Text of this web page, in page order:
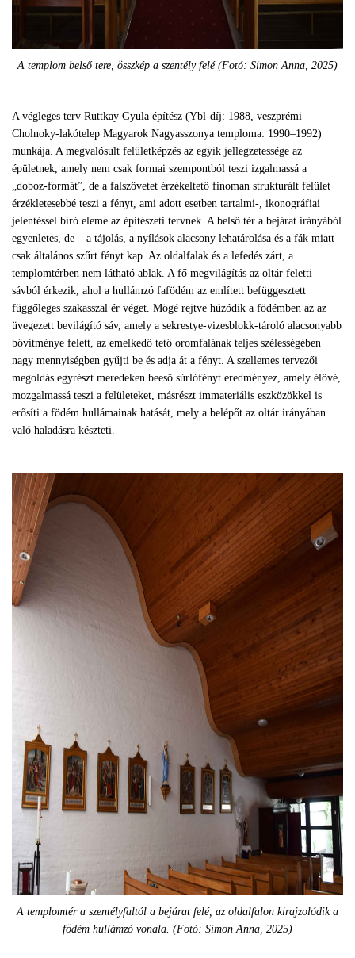
A templom belső tere, összkép a szentély felé (Fotó: Simon Anna, 2025)
A végleges terv Ruttkay Gyula építész (Ybl-díj: 1988, veszprémi
Cholnoky-lakótelep Magyarok Nagyasszonya temploma: 1990–1992)
munkája. A megvalósult felületképzés az egyik jellegzetessége az
épületnek, amely nem csak formai szempontból teszi izgalmassá a
„doboz-formát”, de a falszövetet érzékeltető finoman strukturált felület
érzékletesebbé teszi a fényt, ami adott esetben tartalmi-, ikonográfiai
jelentéssel bíró eleme az építészeti tervnek. A belső tér a bejárat irányából
egyenletes, de – a tájolás, a nyílások alacsony lehatárolása és a fák miatt –
csak általános szűrt fényt kap. Az oldalfalak és a lefedés zárt, a
templomtérben nem látható ablak. A fő megvilágítás az oltár feletti
sávból érkezik, ahol a hullámzó fafödém az említett befüggesztett
függőleges szakasszal ér véget. Mögé rejtve húzódik a födémben az az
üvegezett bevilágító sáv, amely a sekrestye-vizesblokk-tároló alacsonyabb
bővítménye felett, az emelkedő tető oromfalának teljes szélességében
nagy mennyiségben gyűjti be és adja át a fényt. A szellemes tervezői
megoldás egyrészt meredeken beeső súrlófényt eredményez, amely élővé,
mozgalmassá teszi a felületeket, másrészt immateriális eszközökkel is
erősíti a födém hullámainak hatását, mely a belépőt az oltár irányában
való haladásra készteti.
A templomtér a szentélyfaltól a bejárat felé, az oldalfalon kirajzolódik a
födém hullámzó vonala. (Fotó: Simon Anna, 2025)